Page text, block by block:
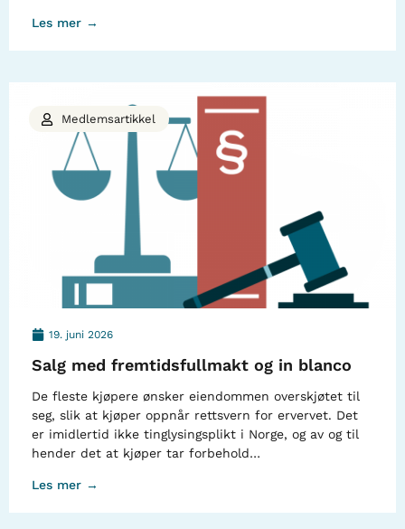
Les mer →
19. juni 2026
Salg med fremtidsfullmakt og in blanco
De fleste kjøpere ønsker eiendommen overskjøtet til
seg, slik at kjøper oppnår rettsvern for ervervet. Det
er imidlertid ikke tinglysingsplikt i Norge, og av og til
hender det at kjøper tar forbehold…
Les mer →
Medlemsartikkel